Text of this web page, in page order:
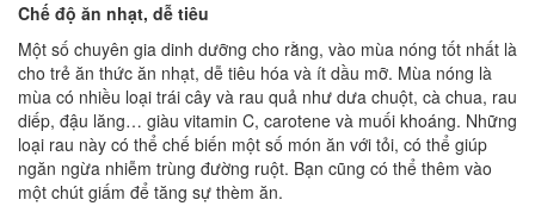
Chế độ ăn nhạt, dễ tiêu
Một số chuyên gia dinh dưỡng cho rằng, vào mùa nóng tốt nhất là
cho trẻ ăn thức ăn nhạt, dễ tiêu hóa và ít dầu mỡ. Mùa nóng là
mùa có nhiều loại trái cây và rau quả như dưa chuột, cà chua, rau
diếp, đậu lăng… giàu vitamin C, carotene và muối khoáng. Những
loại rau này có thể chế biến một số món ăn với tỏi, có thể giúp
ngăn ngừa nhiễm trùng đường ruột. Bạn cũng có thể thêm vào
một chút giấm để tăng sự thèm ăn.